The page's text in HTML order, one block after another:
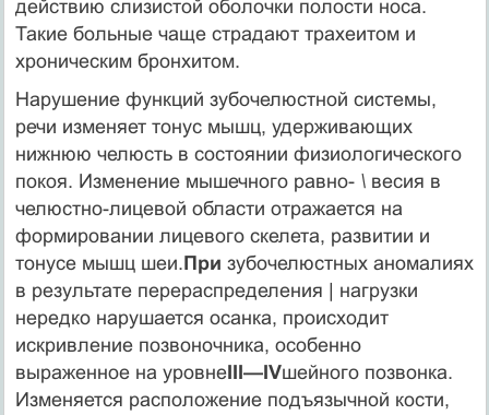
действию слизистой оболочки поло­сти носа.
Такие больные чаще страдают трахеитом и
хрони­ческим бронхитом.
Нарушение функций зубочелюстной системы,
речи изме­няет тонус мышц, удерживающих
нижнюю челюсть в состо­янии физиологического
покоя. Изменение мышечного равно- \ весия в
челюстно-лицевой области отражается на
формировании лицевого скелета, развитии и
тонусе мышц шеи.При зубочелюстных аномалиях
в результате перераспределения | нагрузки
нередко нарушается осанка, происходит
искривле­ние позвоночника, особенно
выраженное на уровнеIII—IVшейного позвонка.
Изменяется расположение подъязычной кости,